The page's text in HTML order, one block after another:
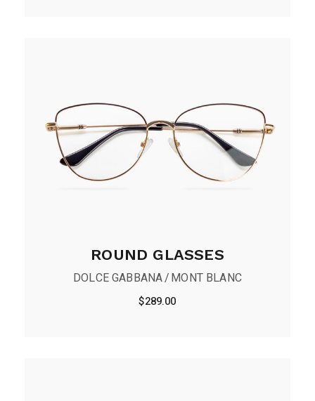
ROUND GLASSES
DOLCE GABBANA MONT BLANC
$289.00